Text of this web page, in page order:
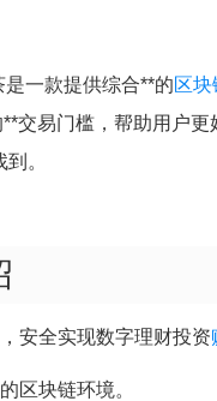
一款提供综合**的区块
交易门槛，帮助用户
。
安全实现数字理财投资
区块链环境。